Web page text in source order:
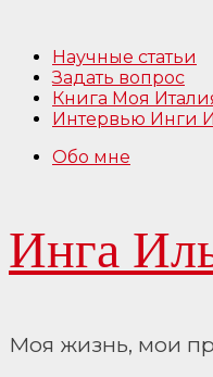
содержимому
Научные статьи
Задать вопрос
Книга Моя
Интервью Инги
Обо мне
Инга
Моя жизнь, мои